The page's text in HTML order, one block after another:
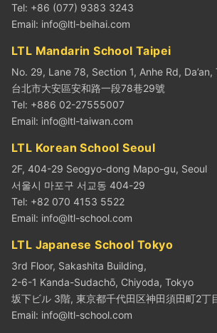
Tel: +86 (077) 9383 3243
Email: info@ltl-beihai.com
LTL Mandarin School Taipei
No. 29, Lane 78, Section 1, Anhe Rd, Da’an,
台北市大安區安和路一段78巷29號
Tel: +886 02-27555007
Email: info@ltl-taiwan.com
LTL Korean School Seoul
2F, 404-29 Seogyo-dong Mapo-gu, Seoul
서울시 마포구 서교동 404-29
Tel: +82 070 4153 5522
Email: info@ltl-school.com
LTL Japanese School Tokyo
3rd Floor, Sakashita Building,
2-6-1 Kanda-Sudachō, Chiyoda, Tokyo
坂下ビル 3階, 東京都千代田区神田須田町2丁
Email: info@ltl-school.com